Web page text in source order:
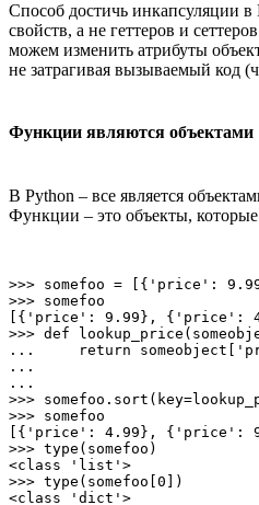
Способ достичь инкапсуляции в
свойств, а не геттеров и
можем изменить атрибуты
не затрагивая вызываемый код
Функции являются объектами
В Python – все является
Функции – это объекты,
>>> somefoo = [{'price':
>>> somefoo
[{'price': 9.99}, {'price':
>>> def
...     return
...
...
>>>
>>> somefoo
[{'price': 4.99}, {'price':
>>> type(somefoo)
<class 'list'>
>>> type(somefoo[0])
<class 'dict'>